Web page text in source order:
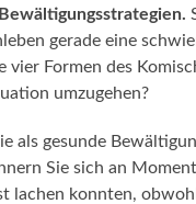
gerade eine
vier Formen des
umzugehen?
als gesunde
Sie sich an
lachen konnten,